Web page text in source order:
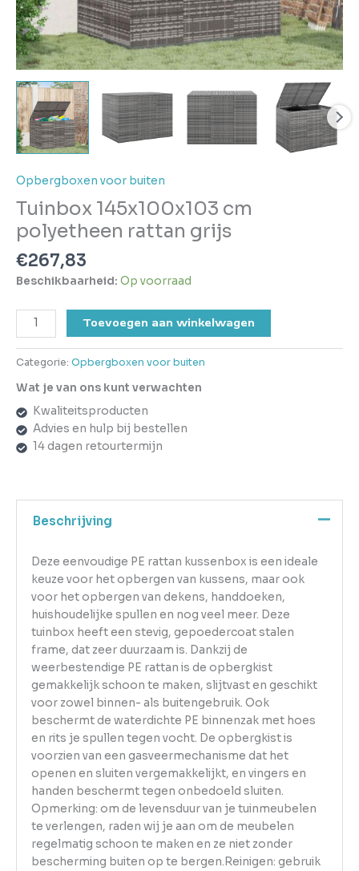
Opbergboxen voor buiten
Tuinbox 145x100x103 cm
polyetheen rattan grijs
€267,83
Beschikbaarheid: Op voorraad
Toevoegen aan winkelwagen
Categorie: Opbergboxen voor buiten
Wat je van ons kunt verwachten
Kwaliteitsproducten
Advies en hulp bij bestellen
14 dagen retourtermijn
Beschrijving
Deze eenvoudige PE rattan kussenbox is een ideale
keuze voor het opbergen van kussens, maar ook
voor het opbergen van dekens, handdoeken,
huishoudelijke spullen en nog veel meer. Deze
tuinbox heeft een stevig, gepoedercoat stalen
frame, dat zeer duurzaam is. Dankzij de
weerbestendige PE rattan is de opbergkist
gemakkelijk schoon te maken, slijtvast en geschikt
voor zowel binnen- als buitengebruik. Ook
beschermt de waterdichte PE binnenzak met hoes
en rits je spullen tegen vocht. De opbergkist is
voorzien van een gasveermechanisme dat het
openen en sluiten vergemakkelijkt, en vingers en
handen beschermt tegen onbedoeld sluiten.
Opmerking: om de levensduur van je tuinmeubelen
te verlengen, raden wij je aan om de meubelen
regelmatig schoon te maken en ze niet zonder
bescherming buiten op te bergen.Reinigen: gebruik